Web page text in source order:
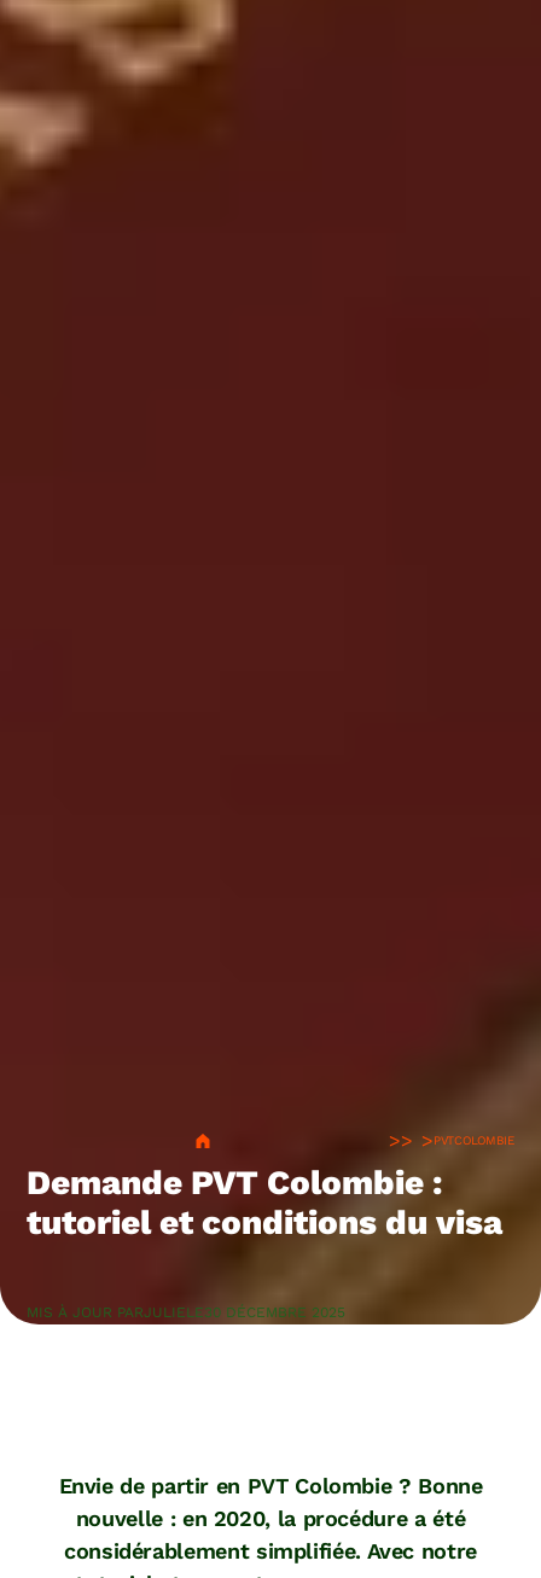
> PVTCOLOMBIE
Demande PVT Colombie :
tutoriel et conditions du visa
MIS À JOUR PARJULIELE30 DÉCEMBRE 2025
Envie de partir en PVT Colombie ? Bonne
nouvelle : en 2020, la procédure a été
considérablement simplifiée. Avec notre